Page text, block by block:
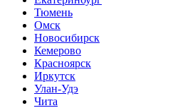
Тюмень
Омск
Новосибирск
Кемерово
Красноярск
Иркутск
Улан-Удэ
Чита